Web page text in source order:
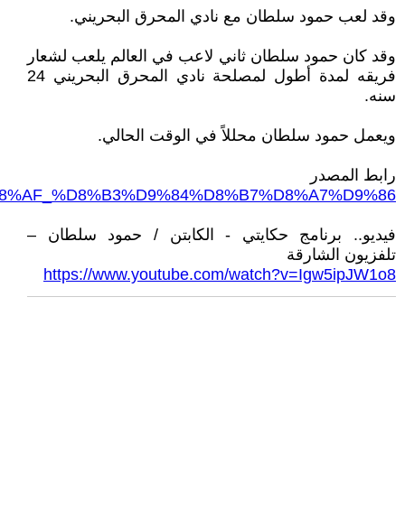
وقد لعب حمود سلطان مع نادي المحرق البحريني.
وقد كان حمود سلطان ثاني لاعب في العالم يلعب لشعار
فريقه لمدة أطول لمصلحة نادي المحرق البحريني 24
سنه.
ويعمل حمود سلطان محللاً في الوقت الحالي.
رابط المصدر
فيديو.. برنامج حكايتي - الكابتن / حمود سلطان –
تلفزيون الشارقة
https://www.youtube.com/watch?v=Igw5ipJW1o8